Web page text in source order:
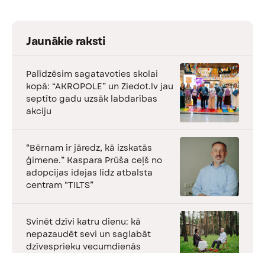
Jaunākie raksti
Palīdzēsim sagatavoties skolai
kopā: “AKROPOLE” un Ziedot.lv jau
septīto gadu uzsāk labdarības
akciju
“Bērnam ir jāredz, kā izskatās
ģimene.” Kaspara Prūša ceļš no
adopcijas idejas līdz atbalsta
centram “TILTS”
Svinēt dzīvi katru dienu: kā
nepazaudēt sevi un saglabāt
dzīvesprieku vecumdienās